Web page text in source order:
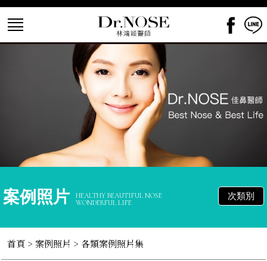
案例照片
HEALTHY BEAUTIFUL NOSE
WONDERFUL LIFE
次類別
首頁 > 案例照片 >各類案例照片集